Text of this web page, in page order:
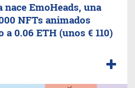
nace EmoHeads, una
NFTs animados
a 0.06 ETH (unos € 110)